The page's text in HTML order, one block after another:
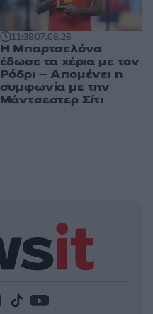
11:3907.08.26
Η Μπαρτσελόνα
έδωσε τα χέρια με τον
Ρόδρι – Απομένει η
συμφωνία με την
Μάντσεστερ Σίτι